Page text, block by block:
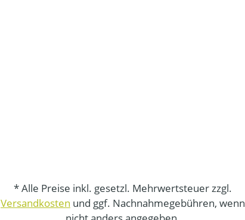
* Alle Preise inkl. gesetzl. Mehrwertsteuer zzgl.
Versandkosten und ggf. Nachnahmegebühren, wenn